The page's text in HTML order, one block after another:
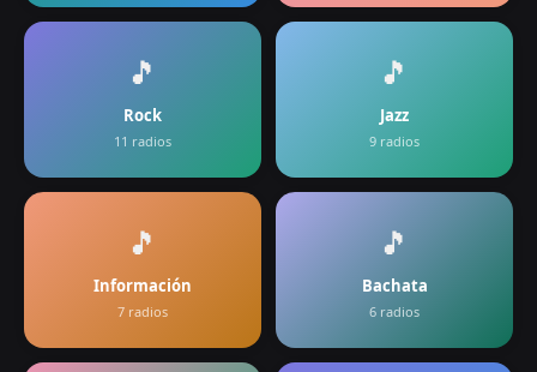
🎵
Rock
11 radios
🎵
Jazz
9 radios
🎵
Información
7 radios
🎵
Bachata
6 radios